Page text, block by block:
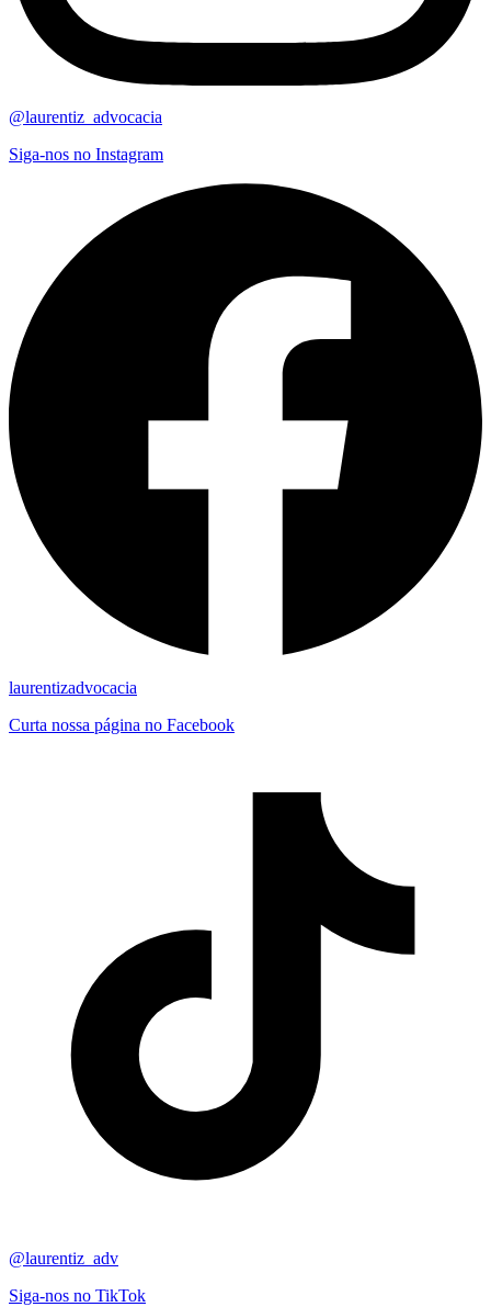
@laurentiz_advocacia
Siga-nos no Instagram
laurentizadvocacia
Curta nossa página no Facebook
@laurentiz_adv
Siga-nos no TikTok